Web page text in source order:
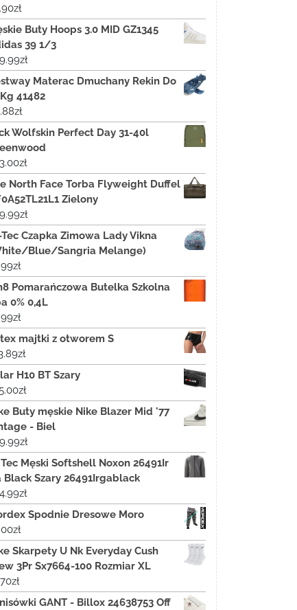
zł
Buty Hoops 3.0 MID GZ1345
39 1/3
zł
Materac Dmuchany Rekin Do
41482
zł
Wolfskin Perfect Day 31-40l
zł
North Face Torba Flyweight Duffel
Zielony
zł
Czapka Zimowa Lady Vikna
Blue/Sangria Melange)
zł
Pomarańczowa Butelka Szkolna
0% 0,4L
zł
majtki z otworem S
zł
H10 BT Szary
zł
Buty męskie Nike Blazer Mid '77
- Biel
zł
Męski Softshell Noxon 26491Ir
Black Szary 26491Irgablack
zł
Spodnie Dresowe Moro
zł
Skarpety U Nk Everyday Cush
3Pr Sx7664-100 Rozmiar XL
zł
GANT - Billox 24638753 Off